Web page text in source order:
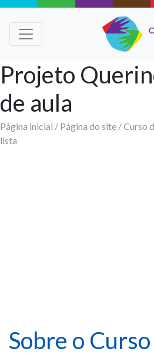
Projeto
de aula
Página inicial / Página do site /Curso
lista
Sobre o Curso